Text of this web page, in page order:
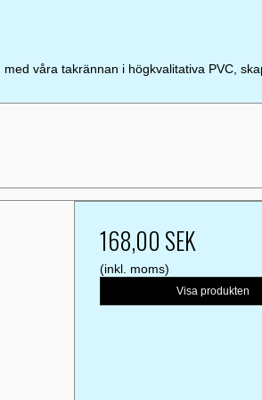
våra takrännan i högkvalitativa PVC,
168,00 SEK
(inkl. moms)
Visa produkten